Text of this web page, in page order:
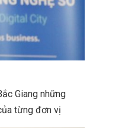
Giang những
từng đơn vị